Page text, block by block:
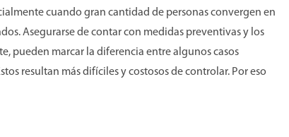
cuando gran cantidad de personas convergen en
Asegurarse de contar con medidas preventivas y los
pueden marcar la diferencia entre algunos casos
resultan más difíciles y costosos de controlar. Por eso